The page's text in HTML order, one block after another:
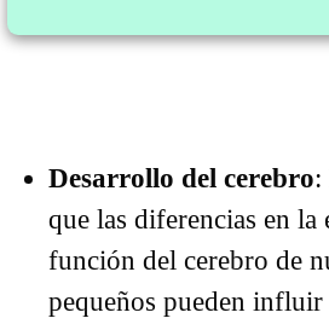
Desarrollo del cerebro:
que las diferencias en la
función del cerebro de
pequeños pueden influir